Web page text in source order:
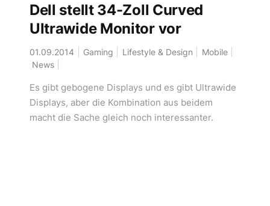
Dell stellt 34-Zoll Curved
Ultrawide Monitor vor
01.09.2014 Gaming Lifestyle & Design
Mobile
News
Es gibt gebogene Displays und es gibt Ultrawide
Displays, aber die Kombination aus beidem
macht die Sache gleich noch interessanter.